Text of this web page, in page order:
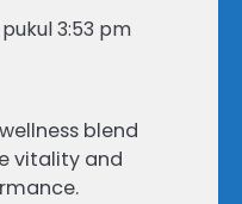
3:53 pm
blend
vitality and